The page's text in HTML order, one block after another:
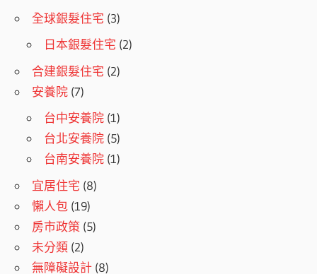
全球銀髮住宅 (3)
日本銀髮住宅 (2)
合建銀髮住宅 (2)
安養院 (7)
台中安養院 (1)
台北安養院 (5)
台南安養院 (1)
宜居住宅 (8)
懶人包 (19)
房市政策 (5)
未分類 (2)
無障礙設計 (8)